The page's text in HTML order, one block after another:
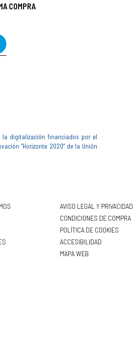
COMPRA
digitalización financiados por el
"Horizonte 2020" de la Unión
AVISO LEGAL Y PRIVACIDAD
CONDICIONES DE COMPRA
POLÍTICA DE COOKIES
ACCESIBILIDAD
MAPA WEB